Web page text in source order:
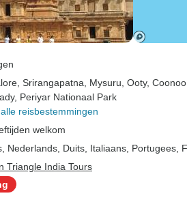
, Srirangapatna , Mysuru , Ooty,
, Periyar Nationaal Park
reisbestemmingen
welkom
Nederlands, Duits, Italiaans, Portugees,
Triangle India Tours